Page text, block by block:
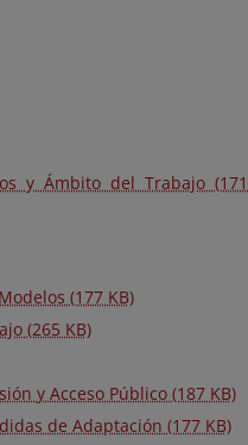
y Ámbito del Trabajo (171
(177 KB)
(265 KB)
y Acceso Público (187 KB)
de Adaptación (177 KB)